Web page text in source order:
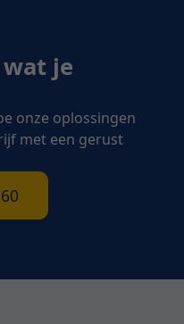
je
onze oplossingen
met een gerust